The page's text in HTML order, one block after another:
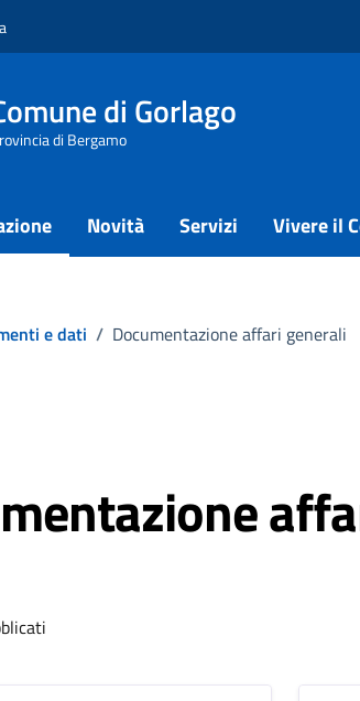
di Gorlago
di Bergamo
Novità Servizi Vivere il
e dati / Documentazione affari generali